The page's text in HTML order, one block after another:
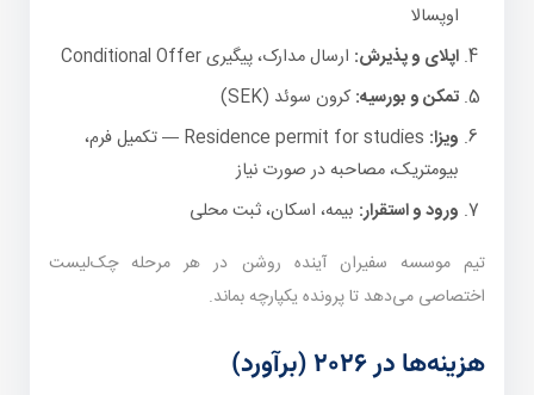
اوپسالا
اپلای و پذیرش: ارسال مدارک، پیگیری Conditional Offer
تمکن و بورسیه:کرون سوئد (SEK)
ویزا:
Residence permit for studies — تکمیل فرم،
بیومتریک، مصاحبه در صورت نیاز
ورود و استقرار: بیمه، اسکان، ثبت محلی
تیم موسسه سفیران آینده روشن در هر مرحله چک‌لیست
اختصاصی می‌دهد تا پرونده یکپارچه بماند.
هزینه‌ها در ۲۰۲۶ (برآورد)